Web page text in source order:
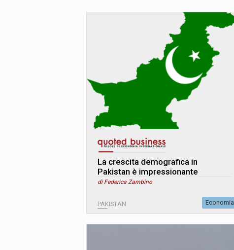
La crescita demografica in
Pakistan è impressionante
di Federica Zambino
PAKISTAN Economia